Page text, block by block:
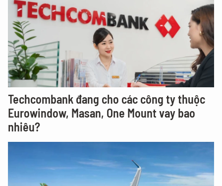
Techcombank đang cho các công ty thuộc
Eurowindow, Masan, One Mount vay bao
nhiêu?